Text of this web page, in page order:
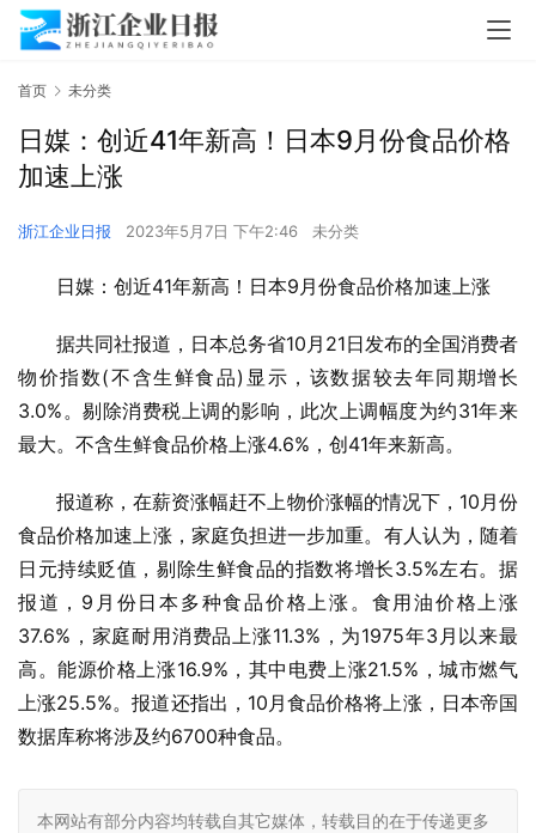
首页 未分类
日媒：创近41年新高！日本9月份食品价格
加速上涨
浙江企业日报 2023年5月7日 下午2:46 未分类
日媒：创近41年新高！日本9月份食品价格加速上涨
据共同社报道，日本总务省10月21日发布的全国消费者
物价指数(不含生鲜食品)显示，该数据较去年同期增长
3.0%。剔除消费税上调的影响，此次上调幅度为约31年来
最大。不含生鲜食品价格上涨4.6%，创41年来新高。
报道称，在薪资涨幅赶不上物价涨幅的情况下，10月份
食品价格加速上涨，家庭负担进一步加重。有人认为，随着
日元持续贬值，剔除生鲜食品的指数将增长3.5%左右。据
报道，9月份日本多种食品价格上涨。食用油价格上涨
37.6%，家庭耐用消费品上涨11.3%，为1975年3月以来最
高。能源价格上涨16.9%，其中电费上涨21.5%，城市燃气
上涨25.5%。报道还指出，10月食品价格将上涨，日本帝国
数据库称将涉及约6700种食品。
本网站有部分内容均转载自其它媒体，转载目的在于传递更多